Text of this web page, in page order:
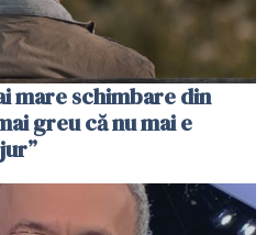
mare schimbare din
greu că nu mai e